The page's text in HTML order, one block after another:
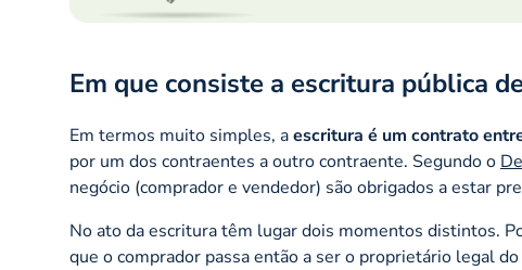
Em que consiste a escritura pública
Em termos muito simples, aescritura é um contrato
por um dos contraentes a outro contraente. Segundo o
negócio (comprador e vendedor) são obrigados a estar
No ato da escritura têm lugar dois momentos distintos.
que o comprador passa então a ser o proprietário legal